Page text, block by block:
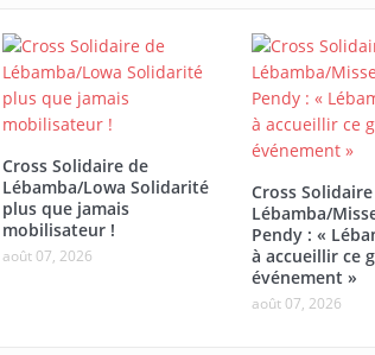
Cross Solidaire de
Lébamba/Lowa Solidarité
plus que jamais
mobilisateur !
août 07, 2026
Cross
Lébamba/
Pendy : «
à accueillir ce
événement »
août 07, 2026